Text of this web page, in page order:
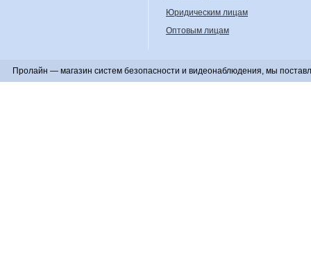
Юридическим лицам
Оптовым лицам
Пролайн — магазин систем безопасности и видеонаблюдения, мы